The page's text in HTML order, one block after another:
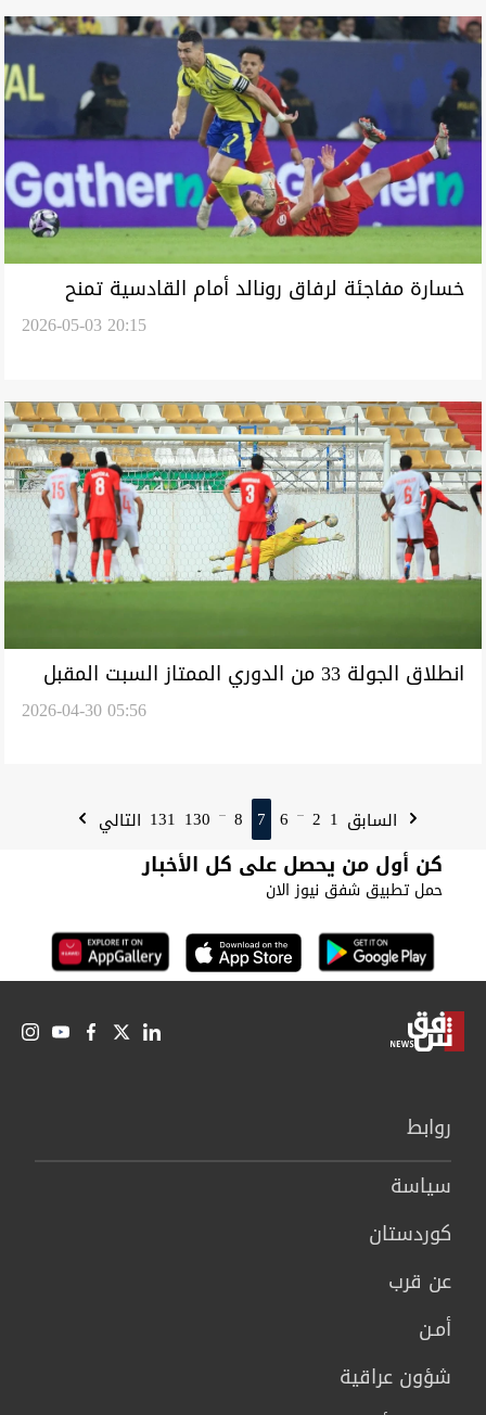
خسارة مفاجئة لرفاق رونالد أمام القادسية تمنح
2026-05-03 20:15
انطلاق الجولة 33 من الدوري الممتاز السبت المقبل
2026-04-30 05:56
السابق 1
2
...
6
7
8
...
130
131 التالي
كن أول من يحصل على كل الأخبار
حمل تطبيق شفق نيوز الان
روابط
سیاسة
كوردستان
عن قرب
أمـن
شؤون عراقية